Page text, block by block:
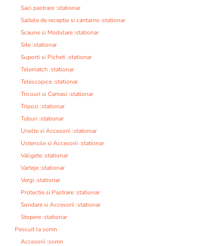
Saci pastrare :stationar
Saltele de receptie si cantarire :stationar
Scaune si Modulare :stationar
Site :stationar
Suporti si Picheti :stationar
Telematch :stationar
Telescopice :stationar
Tricouri si Camasi :stationar
Tripozi :stationar
Tuburi :stationar
Unelte si Accesorii :stationar
Ustensile si Accesorii :stationar
Valigete :stationar
Varteje :stationar
Vergi :stationar
Protectie si Pastrare :stationar
Sondare si Accesorii :stationar
Stopere :stationar
Pescuit la somn
Accesorii :somn